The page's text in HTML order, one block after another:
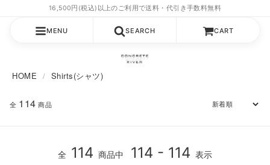
MENU SEARCH CART
HOME Shirts(シャツ)
全 114 商品
全 114 商品中 114 - 114 表示